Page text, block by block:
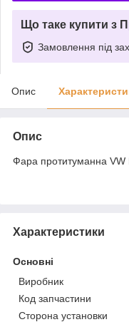
Що таке купити з
Замовлення під
Опис
Опис
Фара протитуманна VW
Характеристики
Основні
Виробник
Код запчастини
Сторона установки